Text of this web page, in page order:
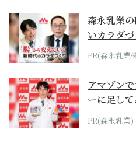
森永乳業
いカラダ
PR(森永乳業
アマゾン
ーに足し
PR(森永乳業)